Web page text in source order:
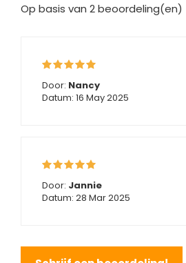
Op basis van 2beoordeling(en)
Door: Nancy
Datum: 16 May 2025
Door: Jannie
Datum: 28 Mar 2025